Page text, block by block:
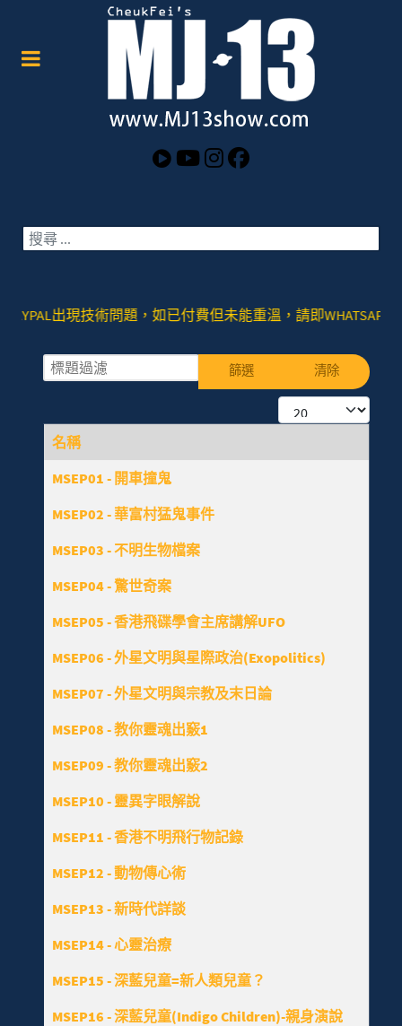
搜索
出現技術問題，如已付費但未能重溫，請即WHATSAPP或者
標題過濾 篩選 清除
每頁顯示條數
名稱
MSEP01 - 開車撞鬼
MSEP02 - 華富村猛鬼事件
MSEP03 - 不明生物檔案
MSEP04 - 驚世奇案
MSEP05 - 香港飛碟學會主席講解UFO
MSEP06 - 外星文明與星際政治(Exopolitics)
MSEP07 - 外星文明與宗教及末日論
MSEP08 - 教你靈魂出竅1
MSEP09 - 教你靈魂出竅2
MSEP10 - 靈異字眼解說
MSEP11 - 香港不明飛行物記錄
MSEP12 - 動物傳心術
MSEP13 - 新時代詳談
MSEP14 - 心靈治療
MSEP15 - 深藍兒童=新人類兒童？
MSEP16 - 深藍兒童(Indigo Children)-親身演說